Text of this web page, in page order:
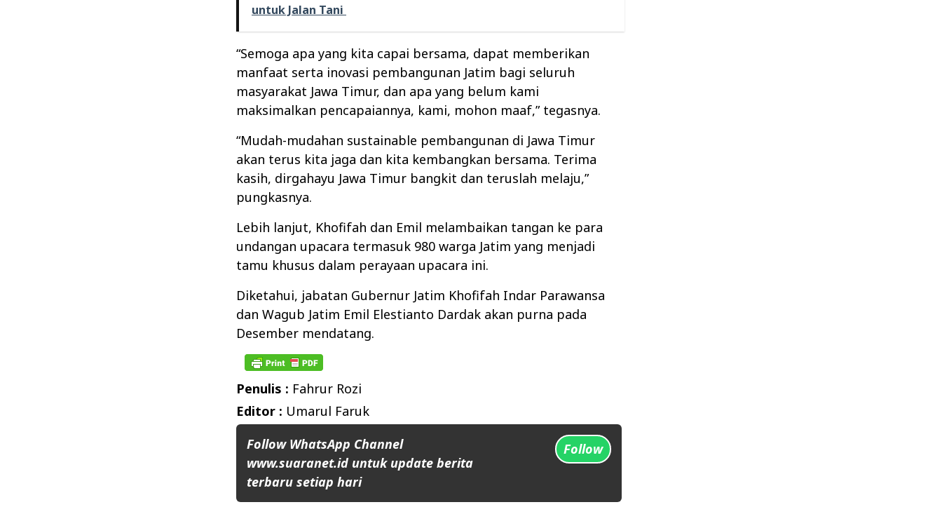
untuk Jalan Tani ‎
“Semoga apa yang kita capai bersama, dapat memberikan
manfaat serta inovasi pembangunan Jatim bagi seluruh
masyarakat Jawa Timur, dan apa yang belum kami
maksimalkan pencapaiannya, kami, mohon maaf,” tegasnya.
“Mudah-mudahan sustainable pembangunan di Jawa Timur
akan terus kita jaga dan kita kembangkan bersama. Terima
kasih, dirgahayu Jawa Timur bangkit dan teruslah melaju,”
pungkasnya.
Lebih lanjut, Khofifah dan Emil melambaikan tangan ke para
undangan upacara termasuk 980 warga Jatim yang menjadi
tamu khusus dalam perayaan upacara ini.
Diketahui, jabatan Gubernur Jatim Khofifah Indar Parawansa
dan Wagub Jatim Emil Elestianto Dardak akan purna pada
Desember mendatang.
Penulis : Fahrur Rozi
Editor : Umarul Faruk
Follow WhatsApp Channel
www.suaranet.id untuk update berita
terbaru setiap hari
Follow